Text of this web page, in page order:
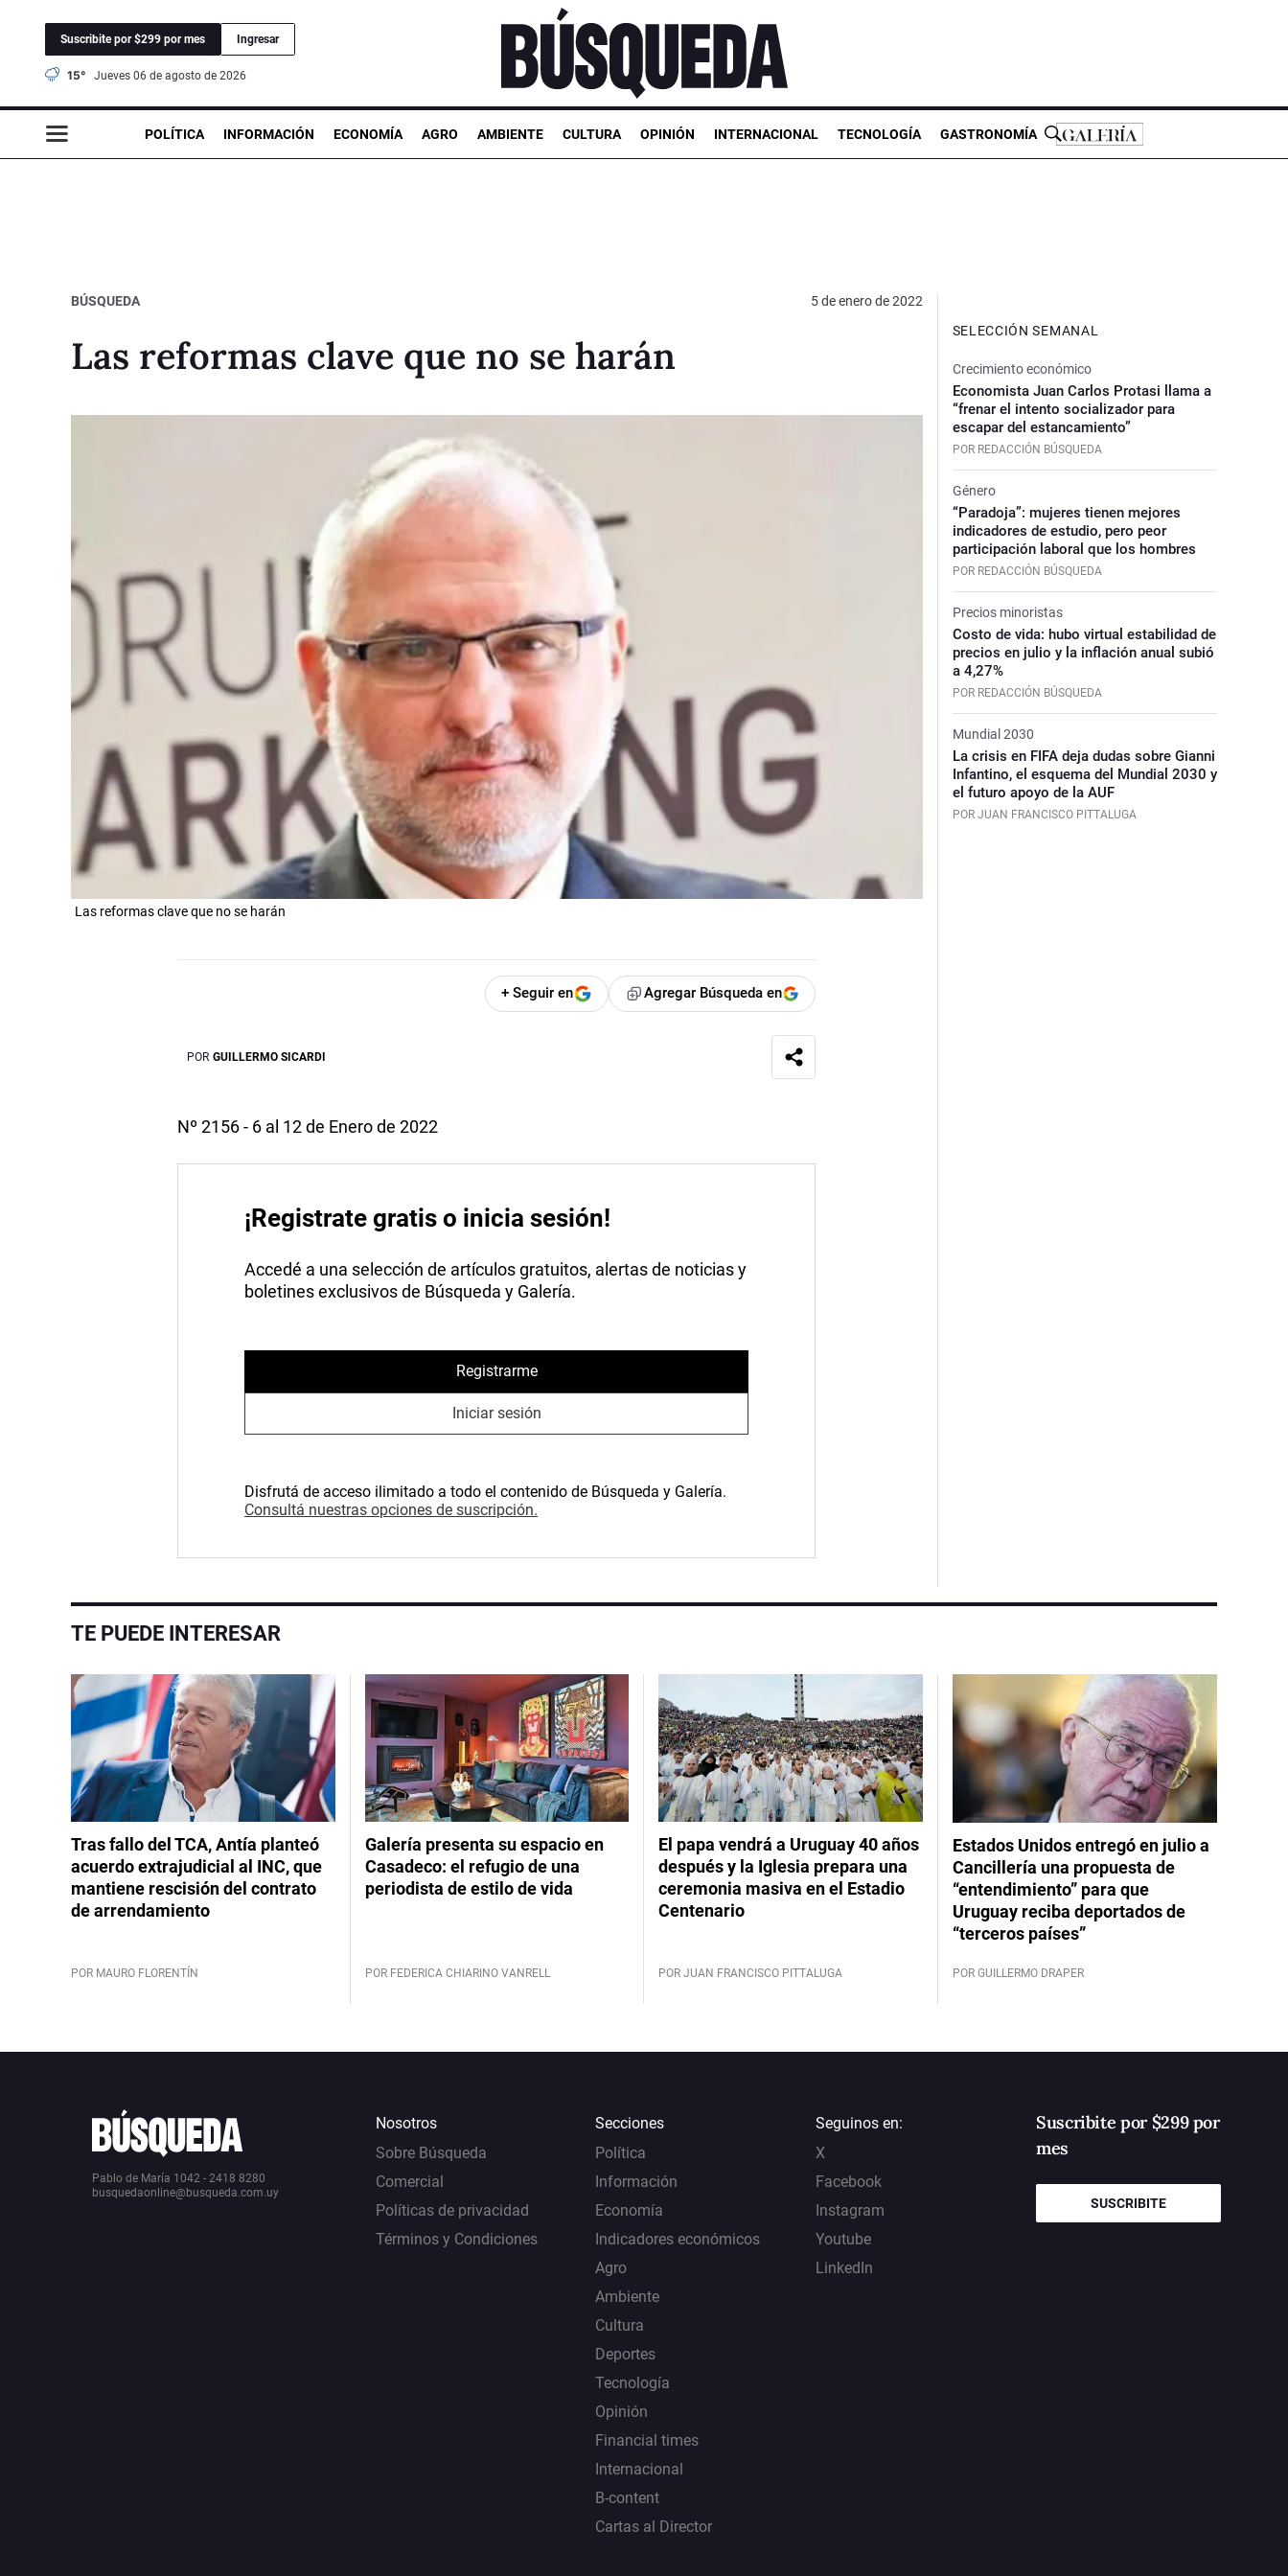
Suscribite por $299 por mes Ingresar
15° jueves 06 de agosto de 2026
POLÍTICA INFORMACIÓN ECONOMÍA AGRO AMBIENTE CULTURA OPINIÓN INTERNACIONAL TECNOLOGÍA GASTRONOMÍA
BÚSQUEDA 5 de enero de 2022
Las reformas clave que no se harán
Las reformas clave que no se harán
+ Seguir en Agregar Búsqueda en
POR GUILLERMO SICARDI
Nº 2156 - 6 al 12 de Enero de 2022
¡Registrate gratis o inicia sesión!
Accedé a una selección de artículos gratuitos, alertas de noticias y
boletines exclusivos de Búsqueda y Galería.
Registrarme
Iniciar sesión
Disfrutá de acceso ilimitado a todo el contenido de Búsqueda y Galería.
Consultá nuestras opciones de suscripción.
SELECCIÓN SEMANAL
Crecimiento económico
Economista Juan Carlos Protasi llama a
“frenar el intento socializador para
escapar del estancamiento”
POR REDACCIÓN BÚSQUEDA
Género
“Paradoja”: mujeres tienen mejores
indicadores de estudio, pero peor
participación laboral que los hombres
POR REDACCIÓN BÚSQUEDA
Precios minoristas
Costo de vida: hubo virtual estabilidad de
precios en julio y la inflación anual subió
a 4,27%
POR REDACCIÓN BÚSQUEDA
Mundial 2030
La crisis en FIFA deja dudas sobre Gianni
Infantino, el esquema del Mundial 2030 y
el futuro apoyo de la AUF
POR JUAN FRANCISCO PITTALUGA
TE PUEDE INTERESAR
Tras fallo del TCA, Antía planteó
acuerdo extrajudicial al INC, que
mantiene rescisión del contrato
de arrendamiento
POR MAURO FLORENTÍN
Galería presenta su espacio en
Casadeco: el refugio de una
periodista de estilo de vida
POR FEDERICA CHIARINO VANRELL
El papa vendrá a Uruguay 40 años
después y la Iglesia prepara una
ceremonia masiva en el Estadio
Centenario
POR JUAN FRANCISCO PITTALUGA
Estados Unidos entregó en julio a
Cancillería una propuesta de
“entendimiento” para que
Uruguay reciba deportados de
“terceros países”
POR GUILLERMO DRAPER
Pablo de María 1042 - 2418 8280
busquedaonline@busqueda.com.uy
Nosotros
Sobre Búsqueda
Comercial
Políticas de privacidad
Términos y Condiciones
Secciones
Política
Información
Economía
Indicadores económicos
Agro
Ambiente
Cultura
Deportes
Tecnología
Opinión
Financial times
Internacional
B-content
Cartas al Director
Seguinos en:
X
Facebook
Instagram
Youtube
LinkedIn
Suscribite por $299 por
mes
SUSCRIBITE